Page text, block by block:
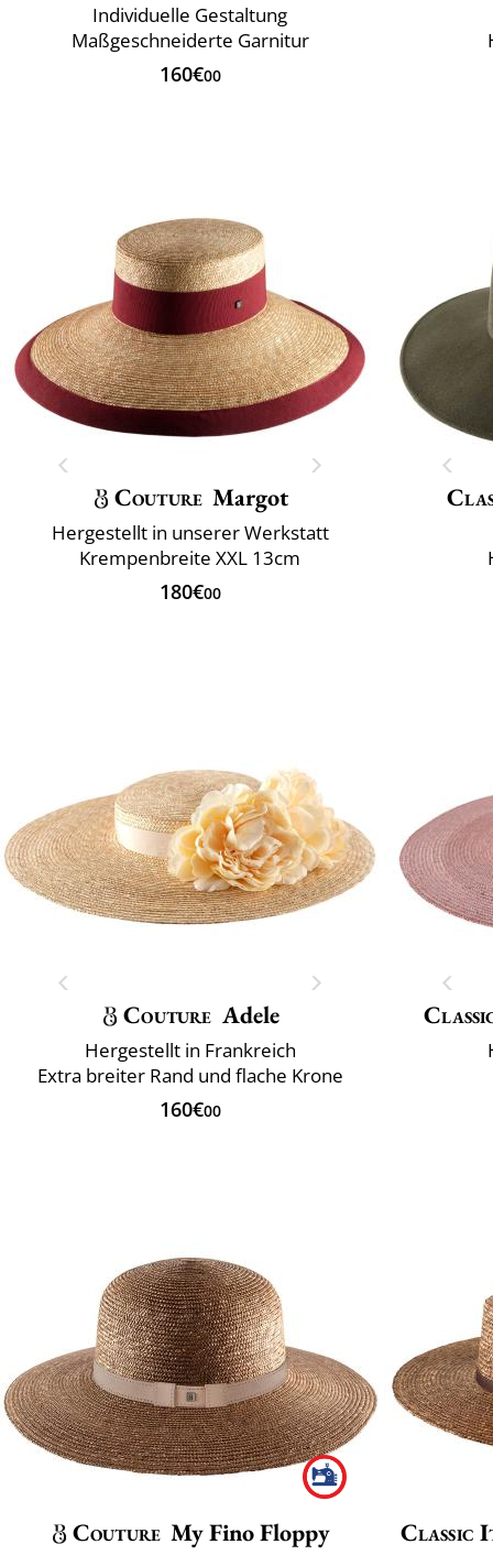
Individuelle Gestaltung
Maßgeschneiderte Garnitur
160€00
Couture Margot
Hergestellt in unserer Werkstatt
Krempenbreite XXL 13cm
180€00
Couture Adele
Hergestellt in Frankreich
Extra breiter Rand und flache Krone
160€00
Couture My Fino Floppy Classic